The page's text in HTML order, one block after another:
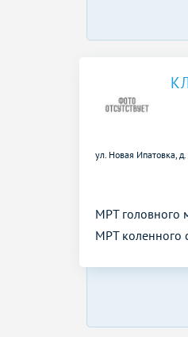
ул. Новая Ипатовка, д.
МРТ головного
МРТ коленного